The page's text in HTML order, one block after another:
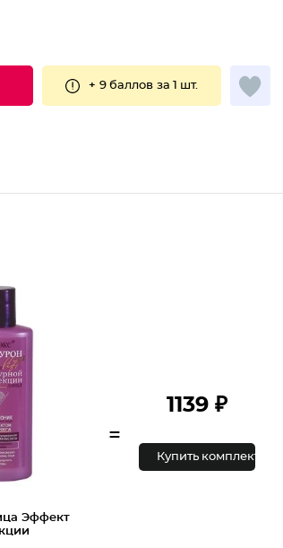
+ 9 баллов за 1 шт.
Эффект
=
1139 ₽
Купить комплект